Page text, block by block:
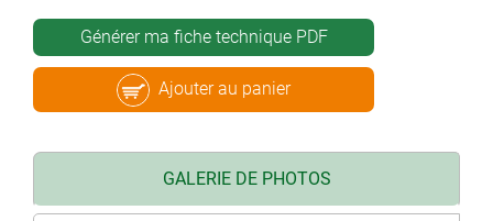
Générer ma fiche technique PDF
Ajouter au panier
GALERIE DE PHOTOS